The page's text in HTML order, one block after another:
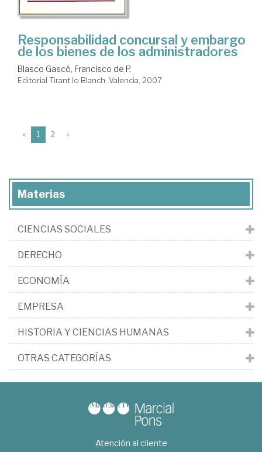
Responsabilidad concursal y embargo
de los bienes de los administradores
Blasco Gascó, Francisco de P.
Editorial Tirant lo Blanch. Valencia, 2007
« 1 (current)
2 »
Materias
CIENCIAS SOCIALES
DERECHO
ECONOMÍA
EMPRESA
HISTORIA Y CIENCIAS HUMANAS
OTRAS CATEGORÍAS
Atención al cliente